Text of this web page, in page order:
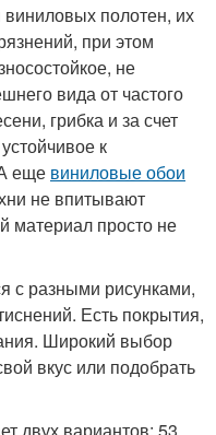
виниловых полотен, их
при этом
не
вида от частого
грибка и за счет
к
еще виниловые обои
не впитывают
материал просто не
с разными рисунками,
Есть покрытия,
Широкий выбор
вкус или подобрать